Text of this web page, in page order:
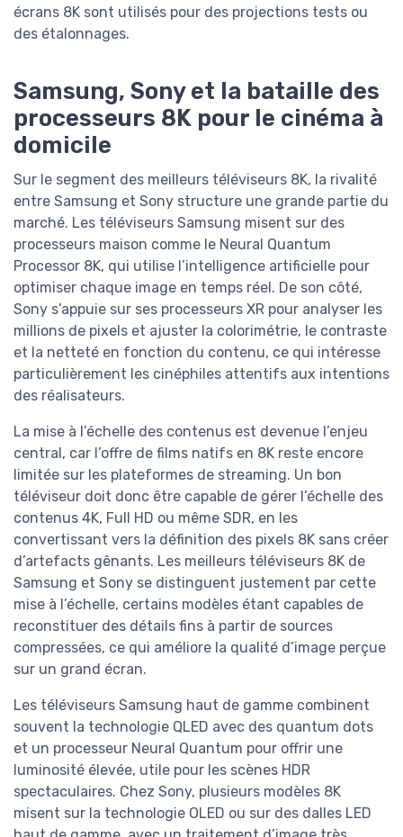
écrans 8K sont utilisés pour des projections tests ou
des étalonnages.
Samsung, Sony et la bataille des
processeurs 8K pour le cinéma à
domicile
Sur le segment des meilleurs téléviseurs 8K, la rivalité
entre Samsung et Sony structure une grande partie du
marché. Les téléviseurs Samsung misent sur des
processeurs maison comme le Neural Quantum
Processor 8K, qui utilise l’intelligence artificielle pour
optimiser chaque image en temps réel. De son côté,
Sony s’appuie sur ses processeurs XR pour analyser les
millions de pixels et ajuster la colorimétrie, le contraste
et la netteté en fonction du contenu, ce qui intéresse
particulièrement les cinéphiles attentifs aux intentions
des réalisateurs.
La mise à l’échelle des contenus est devenue l’enjeu
central, car l’offre de films natifs en 8K reste encore
limitée sur les plateformes de streaming. Un bon
téléviseur doit donc être capable de gérer l’échelle des
contenus 4K, Full HD ou même SDR, en les
convertissant vers la définition des pixels 8K sans créer
d’artefacts gênants. Les meilleurs téléviseurs 8K de
Samsung et Sony se distinguent justement par cette
mise à l’échelle, certains modèles étant capables de
reconstituer des détails fins à partir de sources
compressées, ce qui améliore la qualité d’image perçue
sur un grand écran.
Les téléviseurs Samsung haut de gamme combinent
souvent la technologie QLED avec des quantum dots
et un processeur Neural Quantum pour offrir une
luminosité élevée, utile pour les scènes HDR
spectaculaires. Chez Sony, plusieurs modèles 8K
misent sur la technologie OLED ou sur des dalles LED